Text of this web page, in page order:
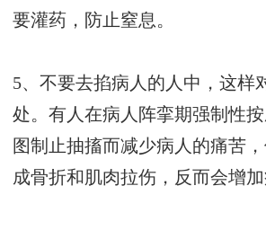
要灌药，防止窒息。
5、不要去掐病人的人中，这样
处。有人在病人阵挛期强制性
图制止抽搐而减少病人的痛苦
成骨折和肌肉拉伤，反而会增加